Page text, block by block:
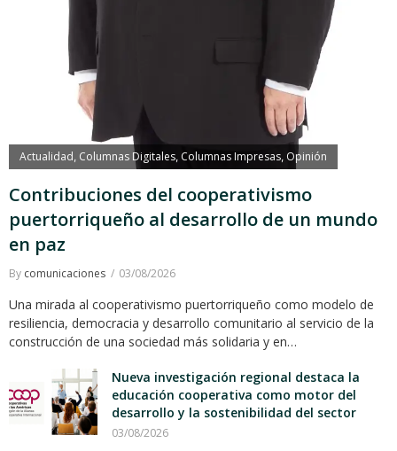
Actualidad Columnas Digitales, Columnas Impresas, Opinión
Contribuciones del cooperativismo
puertorriqueño al desarrollo de un mundo
en paz
By comunicaciones 03/08/2026
Una mirada al cooperativismo puertorriqueño como modelo de
resiliencia, democracia y desarrollo comunitario al servicio de la
construcción de una sociedad más solidaria y en…
Nueva investigación regional destaca la
educación cooperativa como motor del
desarrollo y la sostenibilidad del sector
03/08/2026